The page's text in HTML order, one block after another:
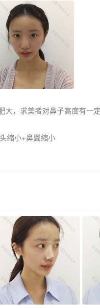
大，求美者对鼻子高度有一
缩小+鼻翼缩小